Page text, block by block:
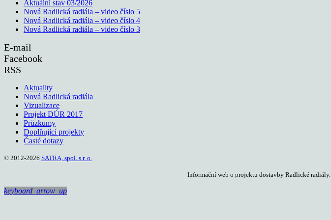
Aktuální stav 03/2026
Nová Radlická radiála – video číslo 5
Nová Radlická radiála – video číslo 4
Nová Radlická radiála – video číslo 3
E-mail
Facebook
RSS
Aktuality
Nová Radlická radiála
Vizualizace
Projekt DÚR 2017
Průzkumy
Doplňující projekty
Časté dotazy
© 2012-2026 SATRA, spol. s r. o.
Informační web o projektu dostavby Radlické radiály.
keyboard_arrow_up